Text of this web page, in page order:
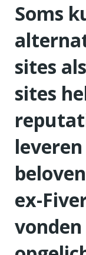
Soms
sites
sites
ex-